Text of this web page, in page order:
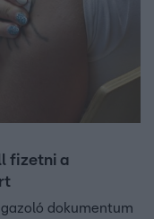
fizetni a
dokumentum